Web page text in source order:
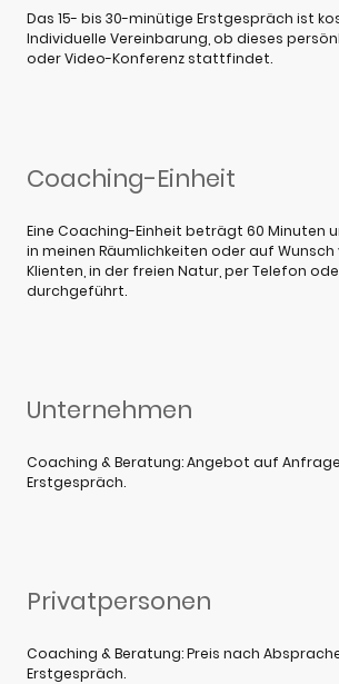
Das 15- bis 30-minütige Erstgespräch ist
Individuelle Vereinbarung, ob dieses
oder Video-Konferenz stattfindet.
Coaching-Einheit
Eine Coaching-Einheit beträgt 60 Minuten
in meinen Räumlichkeiten oder auf
Klienten, in der freien Natur, per Telefon
durchgeführt.
Unternehmen
Coaching & Beratung: Angebot auf
Erstgespräch.
Privatpersonen
Coaching & Beratung: Preis nach
Erstgespräch.